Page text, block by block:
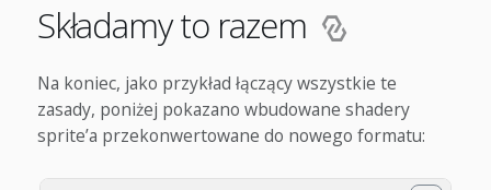
Składamy to razem
Na koniec, jako przykład łączący wszystkie te
zasady, poniżej pokazano wbudowane shadery
sprite’a przekonwertowane do nowego formatu: